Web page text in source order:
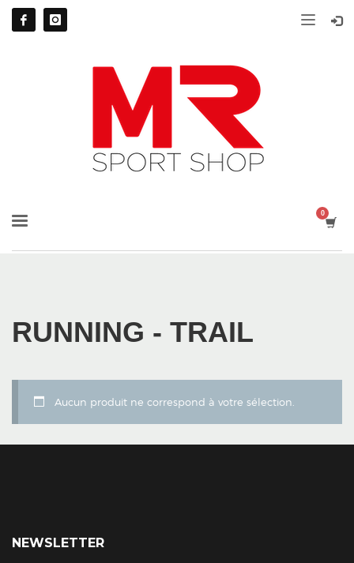
RUNNING - TRAIL
Aucun produit ne correspond à votre sélection.
NEWSLETTER